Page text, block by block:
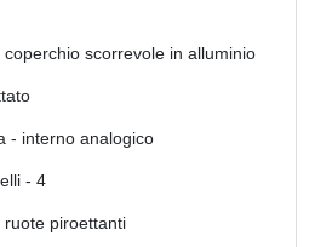
scorrevole in alluminio
- interno analogico
- 4
piroettanti